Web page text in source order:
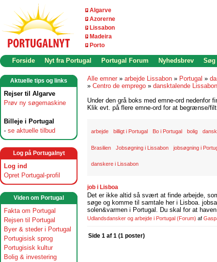
Algarve
Azorerne
Lissabon
Madeira
Porto
Forside Nyt fra Portugal Portugal Forum Nyhedsbrev Søg
Aktuelle tips og links
Rejser til Algarve
Prøv ny søgemaskine
Billeje i Portugal
- se aktuelle tilbud
Log på Portugalnyt
Log ind
Opret Portugal-profil
Viden om Portugal
Fakta om Portugal
Rejsen til Portugal
Byer & steder i Portugal
Portugisisk sprog
Portugisisk kultur
Bolig & investering
Alle emner » arbejde Lissabon » Portugal »
» Centro de emprego » dansktalende Lissabon
Under den grå boks med emne-ord nedenfor
Klik evt. på flere emne-ord for at begrænse/
arbejde billigt i Portugal Bo i Portugal bolig
Brasilien Jobsøgning i Lissabon jobsøgning i
danskere i Lissabon
job i Lisboa
Det er ikke altid så svært at finde arbejde,
søge og komme til samtale her i Lisboa.
solen&varmen i Portugal. Du skal for at
Udlandsdansker og arbejde i Portugal (Forum) af
Side 1 af 1 (1 poster)